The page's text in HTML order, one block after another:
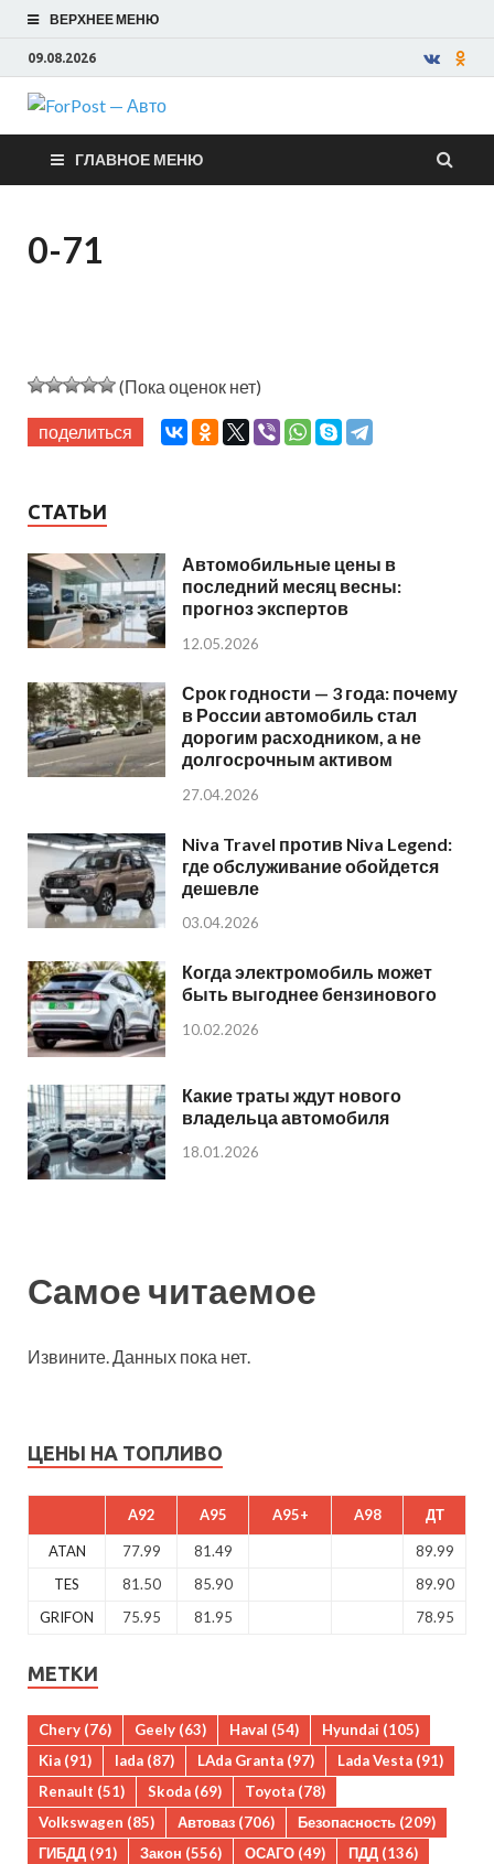
ВЕРХНЕЕ МЕНЮ
09.08.2026
ForPost —
Авто
ГЛАВНОЕ МЕНЮ
0-71
(Пока оценок нет)
поделиться
СТАТЬИ
Автомобильные цены в
последний месяц весны:
прогноз экспертов
12.05.2026
Срок годности — 3 года: почему
в России автомобиль стал
дорогим расходником, а не
долгосрочным активом
27.04.2026
Niva Travel против Niva Legend:
где обслуживание обойдется
дешевле
03.04.2026
Когда электромобиль может
быть выгоднее бензинового
10.02.2026
Какие траты ждут нового
владельца автомобиля
18.01.2026
Самое читаемое
Извините. Данных пока нет.
ЦЕНЫ НА ТОПЛИВО
A92 A95 A95+ A98 ДТ
ATAN 77.99 81.49
89.99
TES
81.50 85.90
89.90
GRIFON
75.95 81.95 78.95
МЕТКИ
Chery (76) Geely (63) Haval (54) Hyundai (105)
Kia (91) lada (87) LAda Granta (97) Lada Vesta (91)
Renault (51) Skoda (69) Toyota (78)
Volkswagen (85) Автоваз (706) Безопасность (209)
ГИБДД (91) Закон (556) ОСАГО (49) ПДД (136)